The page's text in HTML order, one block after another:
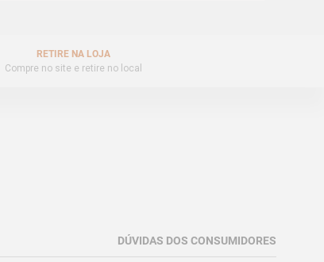
RETIRE NA LOJA
Compre no site e retire no local
DÚVIDAS DOS CONSUMIDORES